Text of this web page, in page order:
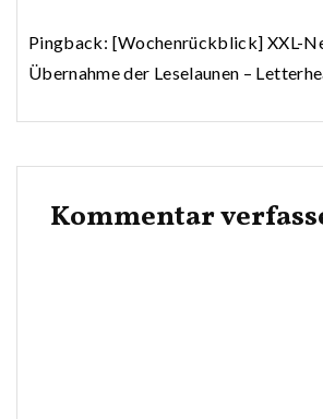
Pingback: [Wochenrückblick] XXL-
Übernahme der Leselaunen –
Kommentar